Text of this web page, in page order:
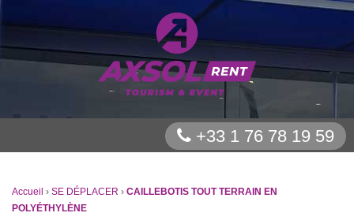
+33 1 76 78 19 59
Accueil › SE DÉPLACER › CAILLEBOTIS TOUT TERRAIN EN
POLYÉTHYLÈNE